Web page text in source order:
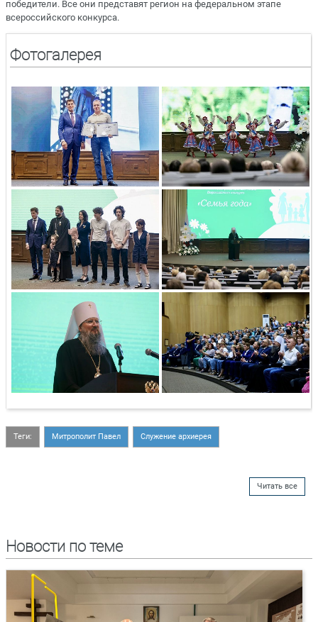
победители. Все они представят регион на федеральном этапе
всероссийского конкурса.
Фотогалерея
Теги: Митрополит Павел Служение архиерея
Читать все
Новости по теме